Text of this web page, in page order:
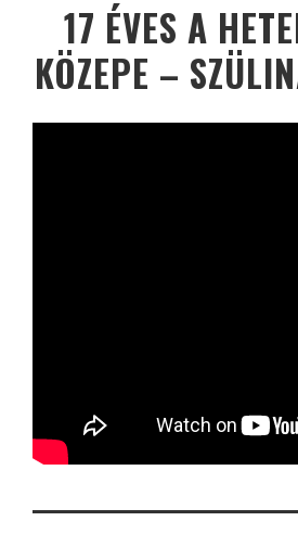
17 ÉVES A
KÖZEPE –